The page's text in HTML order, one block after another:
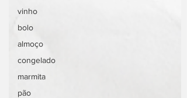
vinho
bolo
almoço
congelado
marmita
pão